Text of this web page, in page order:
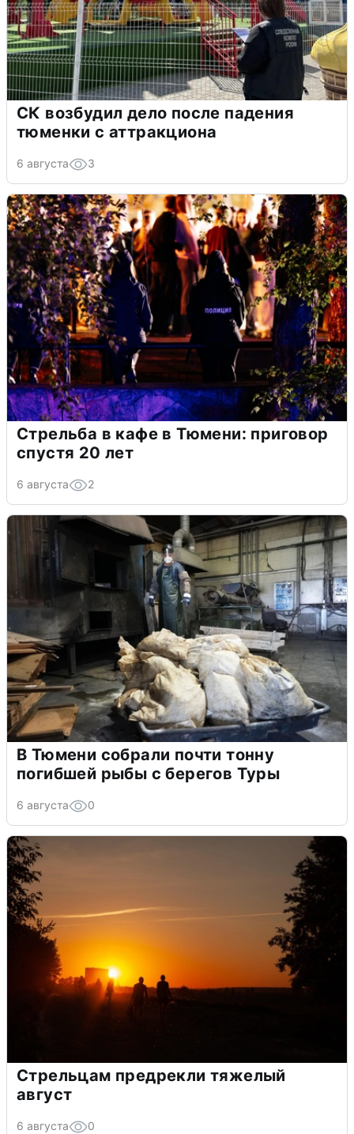
СК возбудил дело после падения
тюменки с аттракциона
6 августа 3
Стрельба в кафе в Тюмени: приговор
спустя 20 лет
6 августа 2
В Тюмени собрали почти тонну
погибшей рыбы с берегов Туры
6 августа 0
Стрельцам предрекли тяжелый
август
6 августа 0